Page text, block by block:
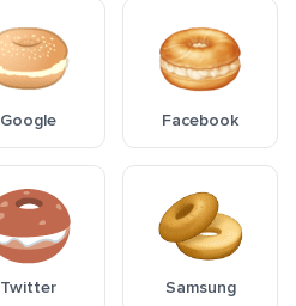
Google Facebook
Twitter Samsung